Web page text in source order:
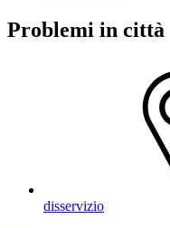
Problemi in città
disservizio